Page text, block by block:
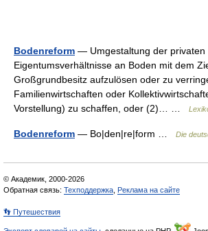
Bodenreform — Umgestaltung der privaten
Eigentumsverhältnisse an Boden mit dem
Großgrundbesitz aufzulösen oder zu
Familienwirtschaften oder
Vorstellung) zu schaffen, oder (2)… …
Bodenreform — Bo|den|re|form … Die
© Академик, 2000-2026
Обратная связь: Техподдержка Реклама на сайте
👣 Путешествия